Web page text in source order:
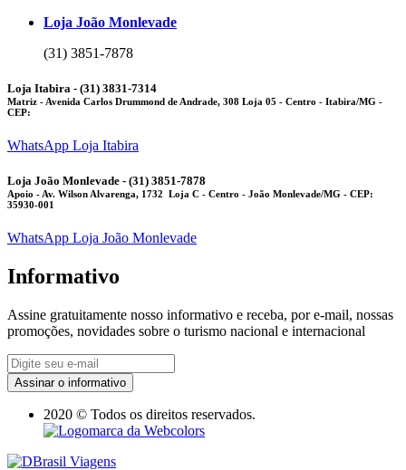
Loja João Monlevade
(31) 3851-7878
Loja Itabira - (31) 3831-7314
Matriz - Avenida Carlos Drummond de Andrade, 308 Loja 05 - Centro - Itabira/MG -
CEP:
WhatsApp Loja Itabira
Loja João Monlevade - (31) 3851-7878
Apoio - Av. Wilson Alvarenga, 1732 Loja C - Centro - João Monlevade/MG - CEP:
35930-001
WhatsApp Loja João Monlevade
Informativo
Assine gratuitamente nosso informativo e receba, por e-mail, nossas
promoções, novidades sobre o turismo nacional e internacional
Assinar o informativo
2020 © Todos os direitos reservados.